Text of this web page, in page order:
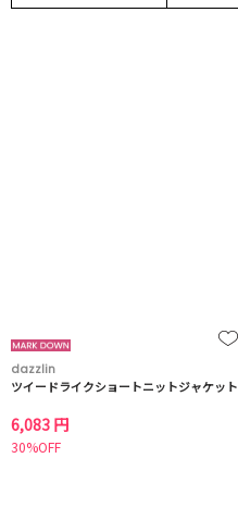
dazzlin
ツイードライクショートニットジャケット
6,083 円
30%OFF